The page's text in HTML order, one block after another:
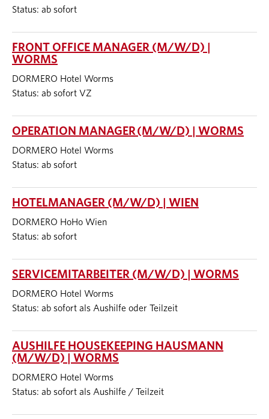
Status: ab sofort
FRONT OFFICE MANAGER (M/W/D) |
WORMS
DORMERO Hotel Worms
Status: ab sofort VZ
OPERATION MANAGER (M/W/D) | WORMS
DORMERO Hotel Worms
Status: ab sofort
HOTELMANAGER (M/W/D) | WIEN
DORMERO HoHo Wien
Status: ab sofort
SERVICEMITARBEITER (M/W/D) | WORMS
DORMERO Hotel Worms
Status: ab sofort als Aushilfe oder Teilzeit
AUSHILFE HOUSEKEEPING HAUSMANN
(M/W/D) | WORMS
DORMERO Hotel Worms
Status: ab sofort als Aushilfe / Teilzeit